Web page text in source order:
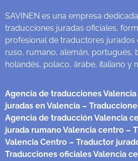
SAVINEN es una empresa
traducciones juradas oficiales,
profesional de traductores jurados
ruso, rumano, alemán, portugués,
holandés, polaco, árabe, italiano y
Agencia de traducciones Valencia
juradas en Valencia –
Agencia de traducción Valencia
jurada rumano Valencia centro –
Valencia Centro – Traductor
Traducciones oficiales Valencia